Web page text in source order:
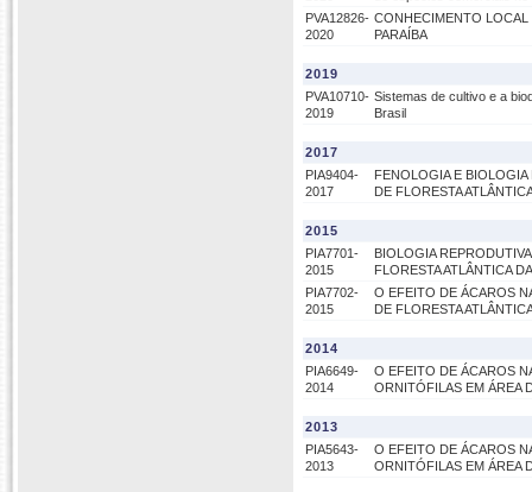
PVA12826-
2020
CONHECIMENTO LOCAL
PARAÍBA
2019
PVA10710-
2019
Sistemas de cultivo e a
Brasil
2017
PIA9404-
2017
FENOLOGIA E
DE FLORESTA
2015
PIA7701-
2015
BIOLOGIA
FLORESTA ATLÂNTICA
PIA7702-
2015
O EFEITO DE ÁCAROS
DE FLORESTA
2014
PIA6649-
2014
O EFEITO DE ÁCAROS
ORNITÓFILAS EM ÁREA
2013
PIA5643-
2013
O EFEITO DE ÁCAROS
ORNITÓFILAS EM ÁREA